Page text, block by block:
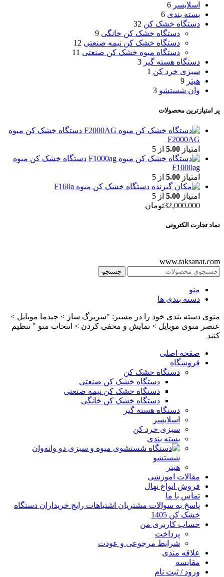
اسلایسر 6
بسته بندی 6
دستگاه خشک کن 32
دستگاه خشک کن خانگی 9
دستگاه خشک کن نیمه صنعتی 12
دستگاه میوه خشک کن صنعتی 11
دستگاه هسته گیر 3
سبزی خرد کن 1
هیتر 9
وان شستشو 3
پر امتیازترین محصولات
دستگاه خشک کن میوه
F2000AG
امتیاز 5.00 از 5
دستگاه خشک کن میوه
F1000ag
امتیاز 5.00 از 5
دستگاه خشک کن میوه F160a
امتیاز 5.00 از 5
32,000.000تومان
نماد تجارت الکترونی
www.taksanat.com
جستجو
منو
دسته بندی ها
منوی دسته بندی خود را در مسیر: "سربرگ ساز > چیدما موبایل >
عنصر منوی موبایل > نمایش و مخفی کردن > انتخاب منو " تنظیم
کنید
صفحه اصلی
فروشگاه
دستگاه خشک کن
دستگاه خشک کن صنعتی
دستگاه خشک کن نیمه صنعتی
دستگاه خشک کن خانگی
دستگاه هسته گیر
اسلایسر
سبزی خرد کن
بسته بندی
وان
شستشو
هیتر
مقالات اموزشی
فروش انواع نهال
تماس با ما
پاسخ به سوالات مشتریان اشتباهات رایج خریداران دستگاه
خشک کن 1405
حساب کاربری من
پرداخت
شرایط مرجوعی و عودت
علاقه مندی
مقایسه
ورود / ثبت نام